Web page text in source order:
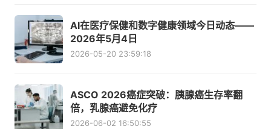
AI在医疗保健和数字健康领域今日动态——
2026年5月4日
2026-05-20 23:59:18
ASCO 2026癌症突破：胰腺癌生存率翻
倍，乳腺癌避免化疗
2026-06-02 16:50:55